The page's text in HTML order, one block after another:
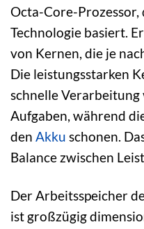
Octa-Core-
Technologie basiert.
von Kernen, die je
Die leistungsstarken
schnelle
Aufgaben, während
den Akku schonen.
Balance zwischen
Der Arbeitsspeicher
ist großzügig